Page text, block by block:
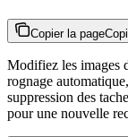
Copier la page
Modifiez les images
rognage
suppression des
pour une nouvelle